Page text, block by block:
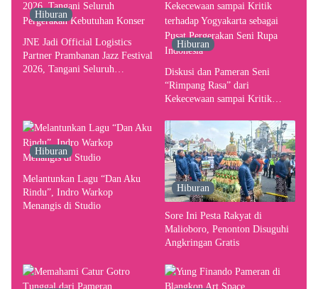
Hiburan
JNE Jadi Official Logistics
Partner Prambanan Jazz Festival
2026, Tangani Seluruh
Hiburan
Diskusi dan Pameran Seni
“Rimpang Rasa” dari
Kekecewaan sampai Kritik
Pusat Pergerakan Seni Rupa
Indonesia
Hiburan
Melantunkan Lagu “Dan Aku
Rindu”, Indro Warkop
Menangis di Studio
Hiburan
Sore Ini Pesta Rakyat di
Malioboro, Penonton Disuguhi
Angkringan Gratis